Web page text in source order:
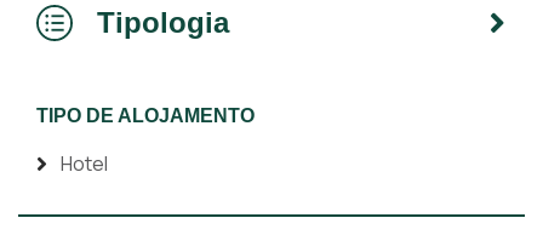
Tipologia
TIPO DE ALOJAMENTO
Hotel